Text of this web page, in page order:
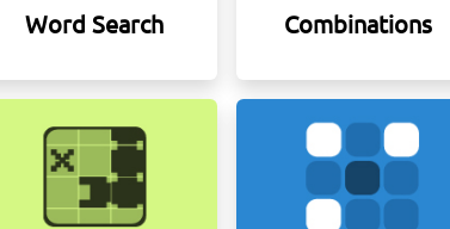
Word Search Combinations